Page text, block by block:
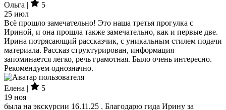
Ольга |
5
25 июл
Всё прошло замечательно! Это наша третья прогулка с
Ириной, и она прошла также замечательно, как и первые две.
Ирина потрясающий рассказчик, с уникальным стилем подачи
материала. Рассказ структурирован, информация
запоминается легко, речь грамотная. Было очень интересно.
Рекомендуем однозначно.
Елена |
5
19 ноя
была на экскурсии 16.11.25 . Благодарю гида Ирину за